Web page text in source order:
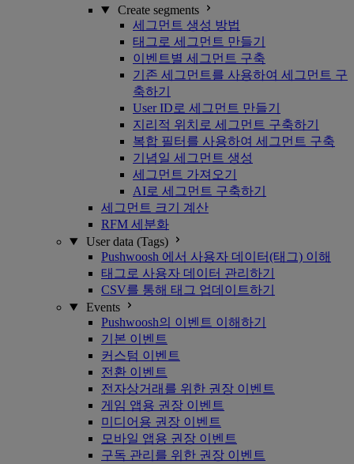
Create segments
세그먼트 생성 방법
태그로 세그먼트 만들기
이벤트별 세그먼트 구축
기존 세그먼트를 사용하여 세그먼트 구
축하기
User ID로 세그먼트 만들기
지리적 위치로 세그먼트 구축하기
복합 필터를 사용하여 세그먼트 구축
기념일 세그먼트 생성
세그먼트 가져오기
AI로 세그먼트 구축하기
세그먼트 크기 계산
RFM 세분화
User data (Tags)
Pushwoosh 에서 사용자 데이터(태그) 이해
태그로 사용자 데이터 관리하기
CSV를 통해 태그 업데이트하기
Events
Pushwoosh의 이벤트 이해하기
기본 이벤트
커스텀 이벤트
전환 이벤트
전자상거래를 위한 권장 이벤트
게임 앱용 권장 이벤트
미디어용 권장 이벤트
모바일 앱용 권장 이벤트
구독 관리를 위한 권장 이벤트